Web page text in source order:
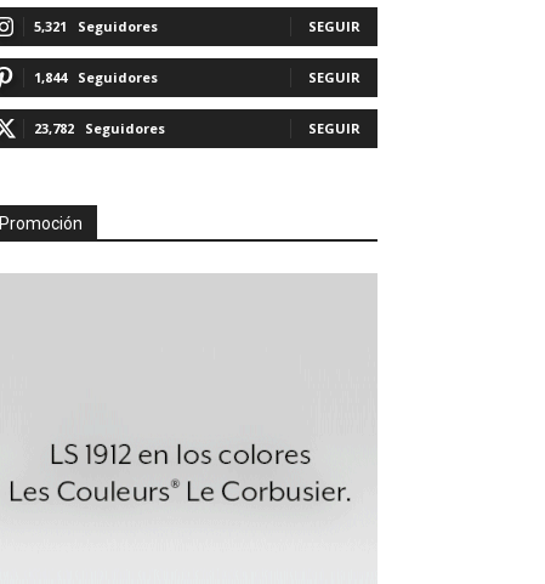
5,321 Seguidores SEGUIR
1,844 Seguidores SEGUIR
23,782 Seguidores SEGUIR
Promoción